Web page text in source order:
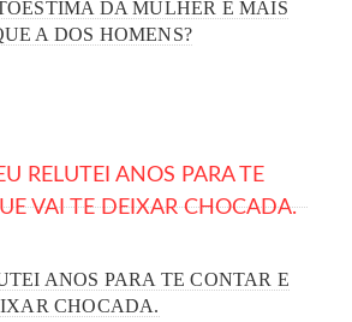
DA MULHER É MAIS
A DOS HOMENS?
ANOS PARA TE CONTAR E
CHOCADA.